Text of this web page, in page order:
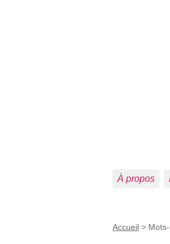
À propos
Accueil >